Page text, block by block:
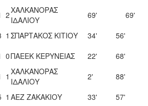
2ΧΑΛΚΑΝΟΡΑΣ
ΙΔΑΛΙΟΥ
69' 69'
1 ΣΠΑΡΤΑΚΟΣ ΚΙΤΙΟΥ 34'
56'
0ΠΑΕΕΚ ΚΕΡΥΝΕΙΑΣ 22'
68'
1 ΧΑΛΚΑΝΟΡΑΣ
ΙΔΑΛΙΟΥ
2'
88'
1 ΑΕΖ ΖΑΚΑΚΙΟΥ 33'
57'